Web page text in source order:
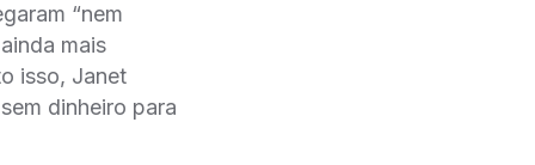
“nem
mais
isso, Janet
dinheiro para